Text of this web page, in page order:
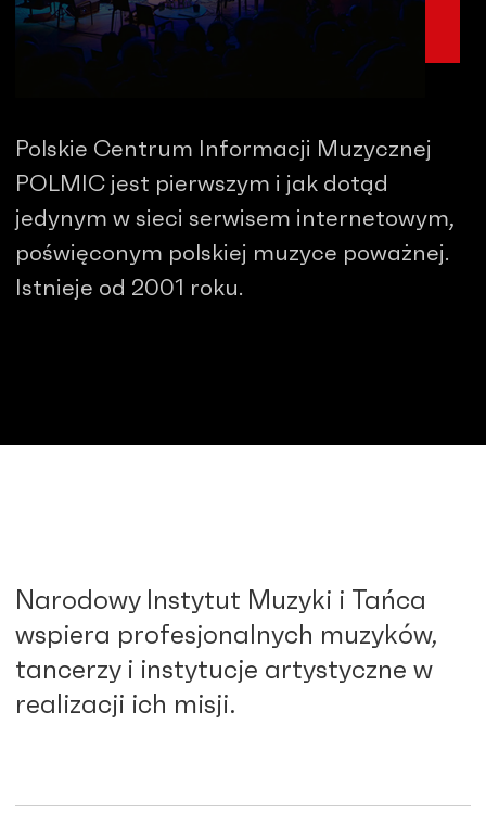
Polskie Centrum Informacji Muzycznej
POLMIC jest pierwszym i jak dotąd
jedynym w sieci serwisem internetowym,
poświęconym polskiej muzyce poważnej.
Istnieje od 2001 roku.
Narodowy Instytut Muzyki i Tańca
wspiera profesjonalnych muzyków,
tancerzy i instytucje artystyczne w
realizacji ich misji.